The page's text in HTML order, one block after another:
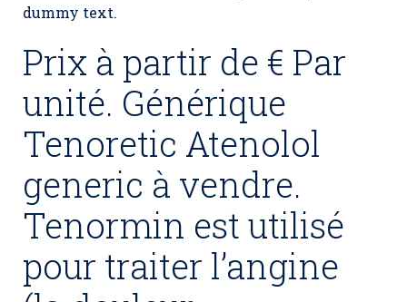
dummy text.
Prix à partir de € Par
unité. Générique
Tenoretic Atenolol
generic à vendre.
Tenormin est utilisé
pour traiter l’angine